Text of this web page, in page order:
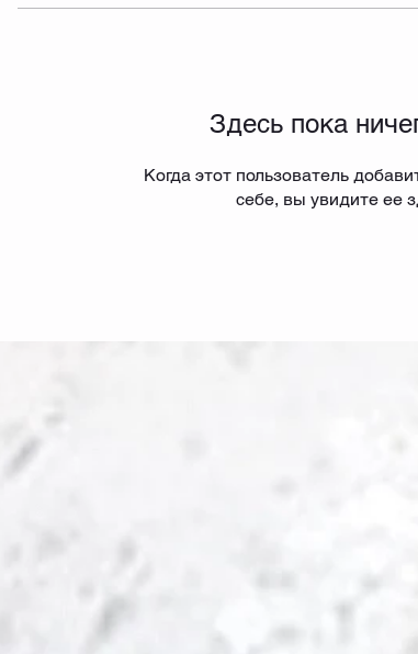
Здесь пока
Когда этот пользователь
себе, вы увидите ее